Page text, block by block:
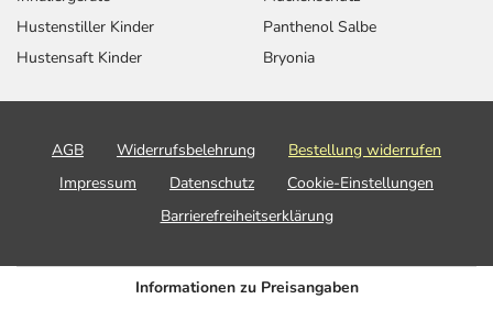
Hustenstiller Kinder
Hustensaft Kinder
Panthenol Salbe
Bryonia
AGB Widerrufsbelehrung
Bestellung widerrufen
Impressum
Datenschutz
Cookie-Einstellungen
Barrierefreiheitserklärung
Informationen zu Preisangaben